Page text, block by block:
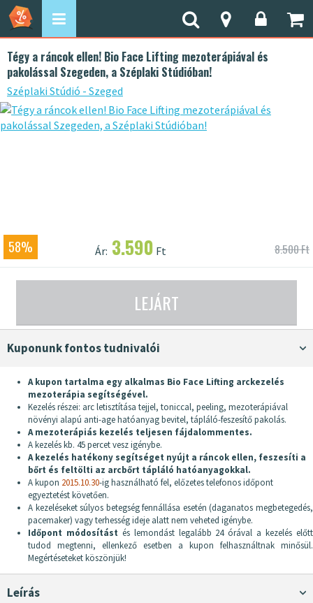
Tégy a ráncok ellen! Bio Face Lifting mezoterápiával és
pakolással Szegeden, a Széplaki Stúdióban!
Széplaki Stúdió - Szeged
58% Ár: 3.590 Ft 8.500 Ft
LEJÁRT
Kuponunk fontos tudnivalói
A kupon tartalma egy alkalmas Bio Face Lifting arckezelés
mezoterápia segítségével.
Kezelés részei: arc letisztítása tejjel, toniccal, peeling, mezoterápiával
növényi alapú anti-age hatóanyag bevitel, tápláló-feszesítő pakolás.
A mezoterápiás kezelés teljesen fájdalommentes.
A kezelés kb. 45 percet vesz igénybe.
A kezelés hatékony segítséget nyújt a ráncok ellen, feszesíti a
bőrt és feltölti az arcbőrt tápláló hatóanyagokkal.
A kupon 2015.10.30-ig használható fel, előzetes telefonos időpont
egyeztetést követően.
A kezeléseket súlyos betegség fennállása esetén (daganatos megbetegedés,
pacemaker) vagy terhesség ideje alatt nem veheted igénybe.
Időpont módosítást és lemondást legalább 24 órával a kezelés előtt
tudod megtenni, ellenkező esetben a kupon felhasználtnak minősül.
Megértéseteket köszönjük!
Leírás